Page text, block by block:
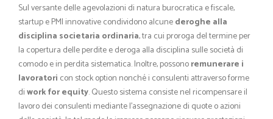
Sul versante delle agevolazioni di natura burocratica e fiscale,
startup e PMI innovative condividono alcunederoghe alla
disciplina societaria ordinaria, tra cui proroga del termine per
la copertura delle perdite e deroga alla disciplina sulle società di
comodo e in perdita sistematica. Inoltre, possonoremunerare i
lavoratori con stock option nonché i consulenti attraverso forme
diwork for equity. Questo sistema consiste nel ricompensare il
lavoro dei consulenti mediante l’assegnazione di quote o azioni